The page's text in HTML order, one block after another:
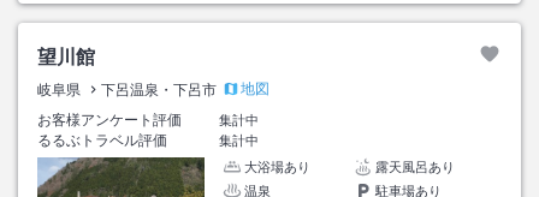
望川館
岐阜県 下呂温泉・下呂市
地図
お客様アンケート評価
集計中
るるぶトラベル評価
集計中
大浴場あり
露天風呂あり
温泉
駐車場あり